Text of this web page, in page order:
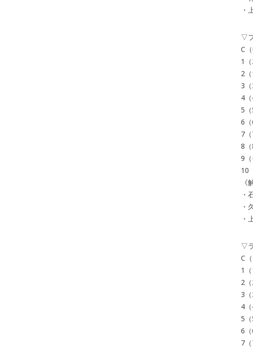
・
▽
C（
1（
2（
3（
4（
5（
6（
7（
8（
9（
10
《
・
・
・
▽
C
1（
2（
3（
4（
5（
6（
7（